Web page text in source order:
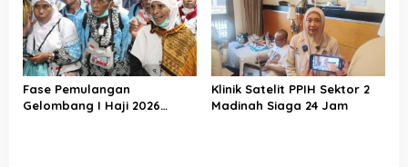
Fase Pemulangan
Gelombang I Haji 2026
Klinik Satelit PPIH Sektor 2
Madinah Siaga 24 Jam